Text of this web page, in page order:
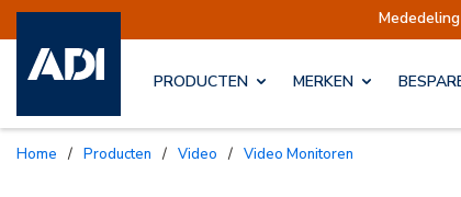
Mededeling |
PRODUCTEN MERKEN
Home / Producten / Video / Video Monitoren